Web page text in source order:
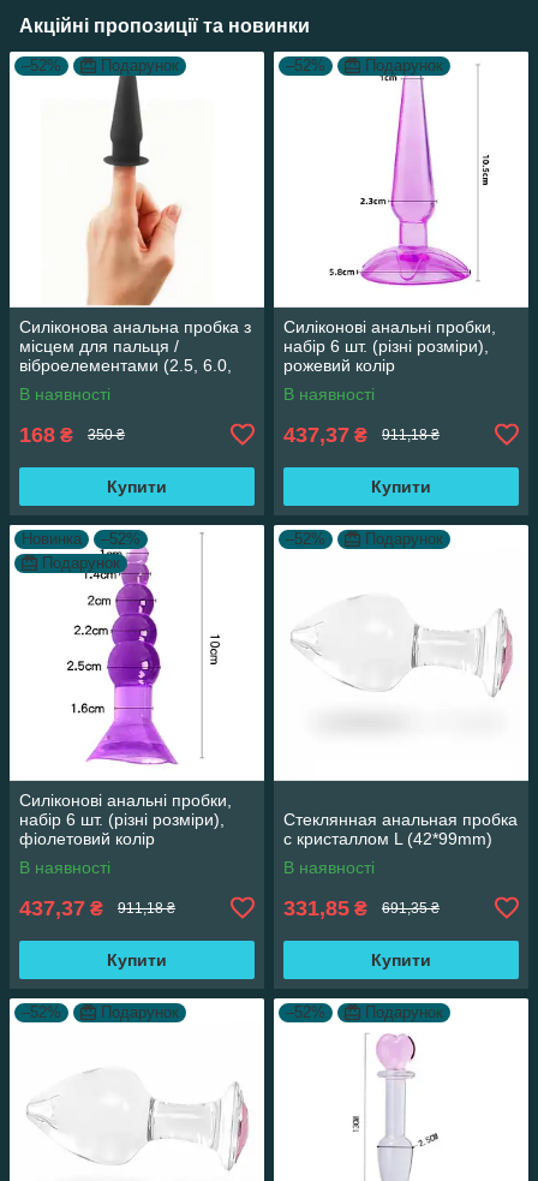
Акційні пропозиції та новинки
–52% Подарунок
Силіконова анальна пробка з
місцем для пальця /
віброелементами (2.5, 6.0,
Силікон, Чорний)
В наявності
168 ₴ 350 ₴
Купити
–52% Подарунок
Силіконові анальні пробки,
набір 6 шт. (різні розміри),
рожевий колір
В наявності
437,37 ₴ 911,18 ₴
Купити
Новинка
–52%
Подарунок
Силіконові анальні пробки,
набір 6 шт. (різні розміри),
фіолетовий колір
В наявності
437,37 ₴ 911,18 ₴
Купити
–52% Подарунок
Стеклянная анальная пробка
с кристаллом L (42*99mm)
В наявності
331,85 ₴ 691,35 ₴
Купити
–52% Подарунок –52% Подарунок